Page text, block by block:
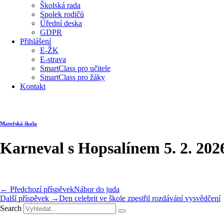
Školská rada
Spolek rodičů
Úřední deska
GDPR
Přihlášení
E-ŽK
E-strava
SmartClass pro učitele
SmartClass pro žáky
Kontakt
Mateřská škola
Karneval s Hopsalínem 5. 2.
← Předchozí příspěvekNábor do juda
Další příspěvek →Den celebrit ve škole zpestřil rozdávání vysvědčení
Search